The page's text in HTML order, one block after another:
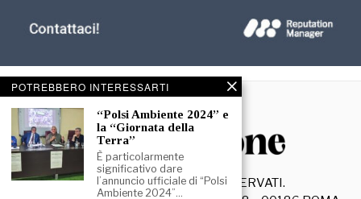
© 2026- TUTTI I DIRITTI RISERVATI.
POTREBBERO INTERESSARTI
“Polsi Ambiente 2024” e
la “Giornata della
Terra”
È particolarmente
significativo dare
l’annuncio ufficiale di “Polsi
Ambiente 2024”…